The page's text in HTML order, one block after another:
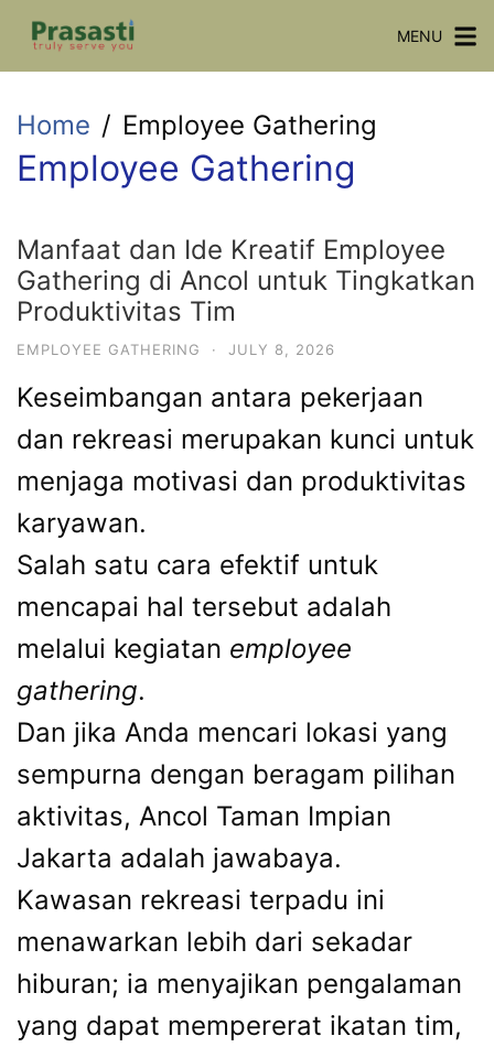
Skip
MENU
Home Employee Gathering
Employee Gathering
Manfaat dan Ide Kreatif Employee
Gathering di Ancol untuk Tingkatkan
Produktivitas Tim
EMPLOYEE GATHERING · JULY 8, 2026
Keseimbangan antara pekerjaan
dan rekreasi merupakan kunci untuk
menjaga motivasi dan produktivitas
karyawan.
Salah satu cara efektif untuk
mencapai hal tersebut adalah
melalui kegiatan employee
gathering.
Dan jika Anda mencari lokasi yang
sempurna dengan beragam pilihan
aktivitas, Ancol Taman Impian
Jakarta adalah jawabaya.
Kawasan rekreasi terpadu ini
menawarkan lebih dari sekadar
hiburan; ia menyajikan pengalaman
yang dapat mempererat ikatan tim,